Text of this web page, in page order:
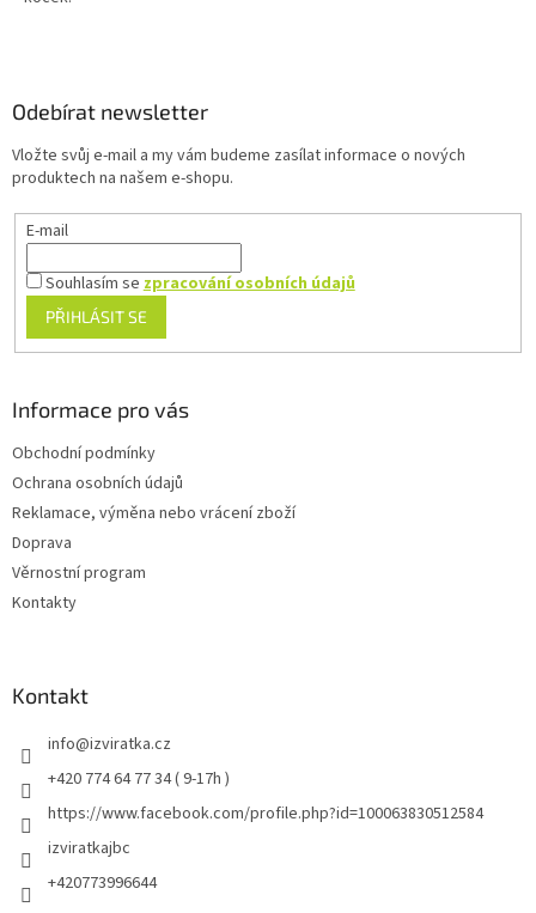
Odebírat newsletter
Vložte svůj e-mail a my vám budeme zasílat informace o nových
produktech na našem e-shopu.
E-mail
Souhlasím sezpracování osobních údajů
PŘIHLÁSIT SE
Informace pro vás
Obchodní podmínky
Ochrana osobních údajů
Reklamace, výměna nebo vrácení zboží
Doprava
Věrnostní program
Kontakty
Kontakt
info@izviratka.cz
+420 774 64 77 34 ( 9-17h )
https://www.facebook.com/profile.php?id=100063830512584
izviratkajbc
+420773996644